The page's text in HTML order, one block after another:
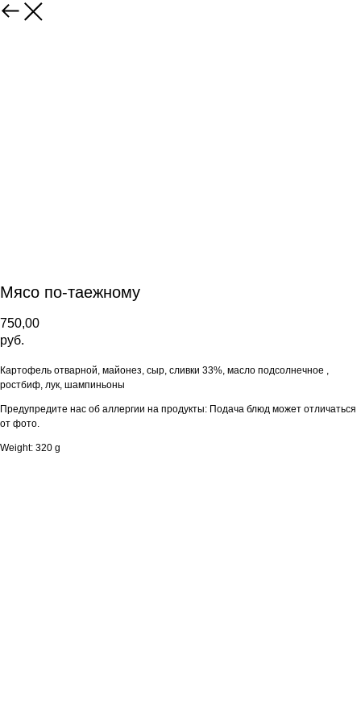
Мясо по-таежному
750,00
руб.
Картофель отварной, майонез, сыр, сливки 33%, масло подсолнечное ,
ростбиф, лук, шампиньоны
Предупредите нас об аллергии на продукты: Подача блюд может отличаться
от фото.
Weight: 320 g